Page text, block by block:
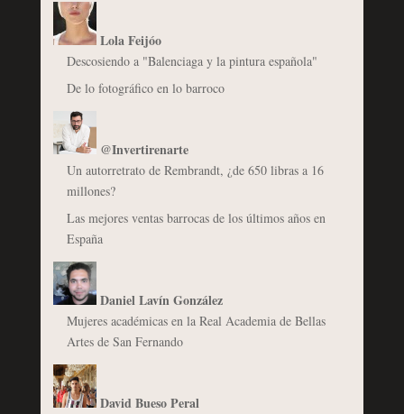
Lola Feijóo
Descosiendo a "Balenciaga y la pintura española"
De lo fotográfico en lo barroco
@Invertirenarte
Un autorretrato de Rembrandt, ¿de 650 libras a 16
millones?
Las mejores ventas barrocas de los últimos años en
España
Daniel Lavín González
Mujeres académicas en la Real Academia de Bellas
Artes de San Fernando
David Bueso Peral